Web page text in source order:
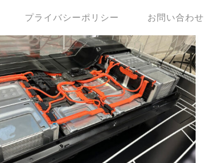
プライバシーポリシー お問い合わせ